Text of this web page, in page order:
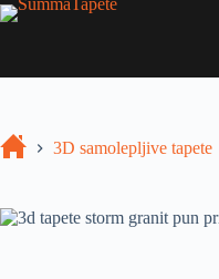
Drveni Pregradni
3D samolepljive tapete